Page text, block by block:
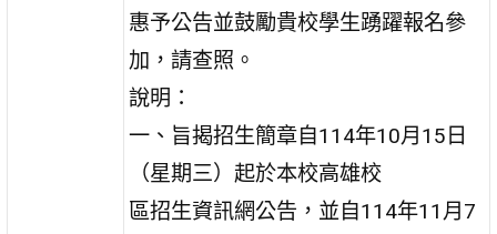
惠予公告並鼓勵貴校學生踴躍報名參
加，請查照。
說明：
一、旨揭招生簡章自114年10月15日
（星期三）起於本校高雄校
區招生資訊網公告，並自114年11月7